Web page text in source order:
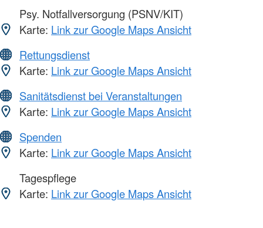
Psy. Notfallversorgung (PSNV/KIT)
Karte: Link zur Google Maps Ansicht
Rettungsdienst
Karte: Link zur Google Maps Ansicht
Sanitätsdienst bei Veranstaltungen
Karte: Link zur Google Maps Ansicht
Spenden
Karte: Link zur Google Maps Ansicht
Tagespflege
Karte: Link zur Google Maps Ansicht